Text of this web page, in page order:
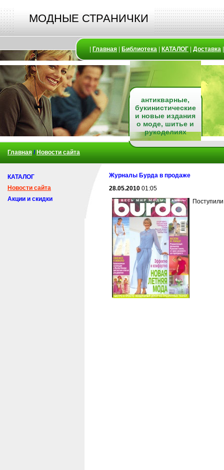
МОДНЫЕ СТРАНИЧКИ
Главная Библиотека КАТАЛОГ Доставка
антикварные,
букинистические
и новые издания
о моде, шитье и
рукоделиях
Главная / Новости сайта
КАТАЛОГ
Новости сайта
Акции и скидки
Журналы Бурда в продаже
28.05.2010 01:05